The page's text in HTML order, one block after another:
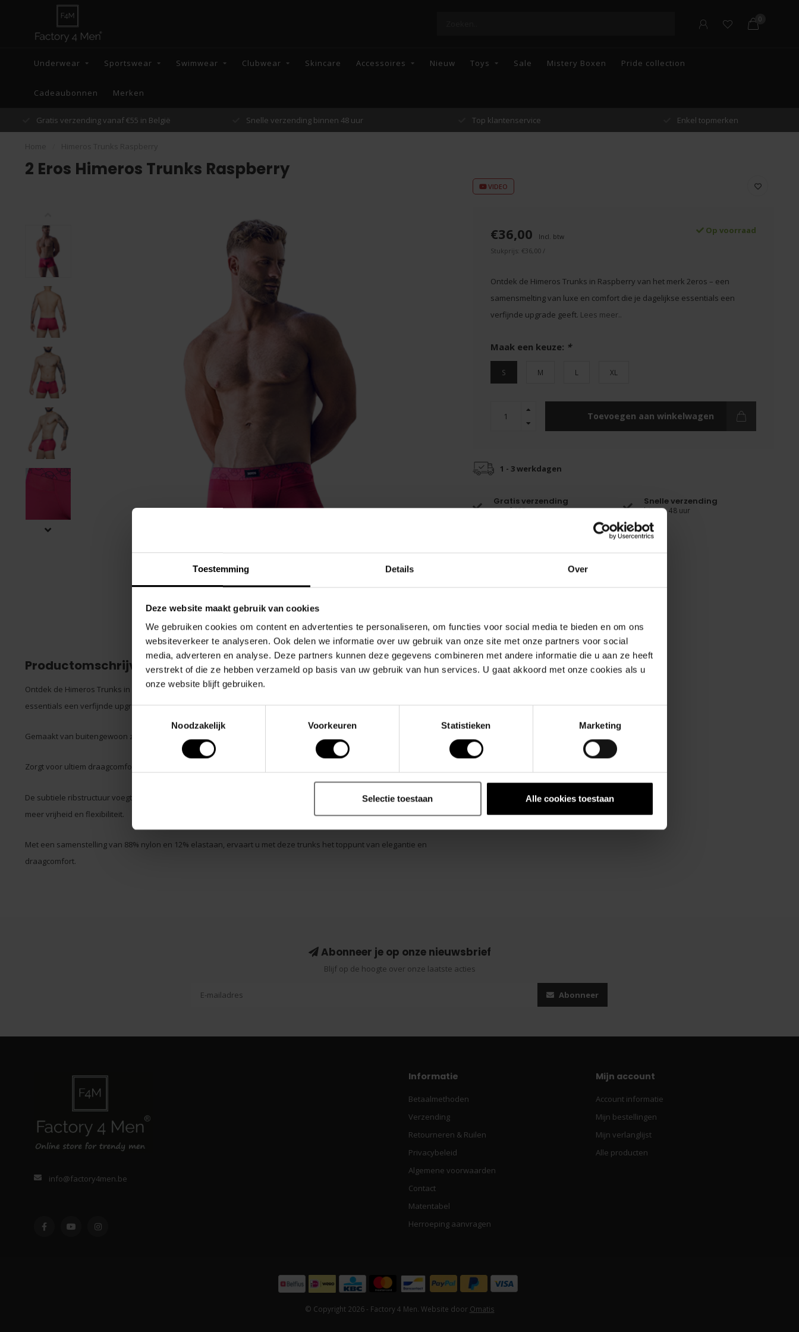
Toestemming Details Over
Deze website maakt gebruik van cookies
We gebruiken cookies om content en advertenties te personaliseren, om functies voor social media te bieden en om ons
websiteverkeer te analyseren. Ook delen we informatie over uw gebruik van onze site met onze partners voor social
media, adverteren en analyse. Deze partners kunnen deze gegevens combineren met andere informatie die u aan ze heeft
verstrekt of die ze hebben verzameld op basis van uw gebruik van hun services. U gaat akkoord met onze cookies als u
onze website blijft gebruiken.
Noodzakelijk
Voorkeuren Statistieken Marketing
Selectie toestaan Alle cookies toestaan
0
Underwear Sportswear Swimwear Clubwear Skincare Accessoires Nieuw Toys Sale Mistery Boxen Pride collection
Cadeaubonnen Merken
Snelle verzending binnen 48 uur Top klantenservice Enkel topmerken Gratis verzending vanaf €55 in België
2 Eros Himeros Trunks Raspberry
VIDEO
€36,00 Incl. btw
Op voorraad
Stukprijs: €36,00 /
Ontdek de Himeros Trunks in Raspberry van het merk 2eros – een
samensmelting van luxe en comfort die je dagelijkse essentials een
verfijnde upgrade geeft. Lees meer..
Maak een keuze: *
S M L XL
Toevoegen aan winkelwagen
1 - 3 werkdagen
Gratis verzending
vanaf €55
Snelle verzending
binnen 48 uur
Productomschrijving
Ontdek de Himeros Trunks in Raspberry van het merk 2eros, een samensmelting van luxe en comfort die je dagelijkse
essentials een verfijnde upgrade geeft.
Gemaakt van buitengewoon zacht, geribbeld nylon dat zijdeachtig aanvoelt op de huid.
Zorgt voor ultiem draagcomfort, de hele dag door.
De subtiele ribstructuur voegt een extra laag stijl toe, terwijl de Comfort CURV pouch een breder ontwerp biedt voor
meer vrijheid en flexibiliteit.
Met een samenstelling van 88% nylon en 12% elastaan, ervaart u met deze trunks het toppunt van elegantie en
draagcomfort.
Gerelateerde producten
Abonneer je op onze nieuwsbrief
Blijf op de hoogte over onze laatste acties
Abonneer
info@factory4men.be
Informatie
Betaalmethoden
Verzending
Retourneren & Ruilen
Privacybeleid
Algemene voorwaarden
Contact
Matentabel
Herroeping aanvragen
Mijn account
Account informatie
Mijn bestellingen
Mijn verlanglijst
Alle producten
© Copyright 2026 - Factory 4 Men. Website door Omatis